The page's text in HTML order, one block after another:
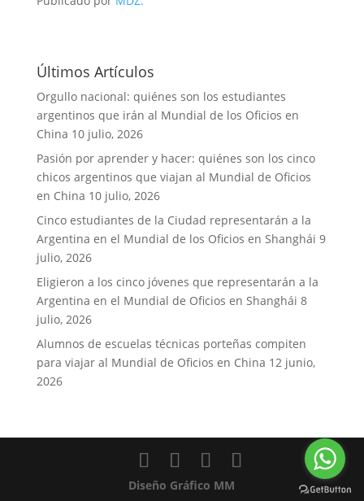
Últimos Artículos
Orgullo nacional: quiénes son los estudiantes
argentinos que irán al Mundial de los Oficios en
China 10 julio, 2026
Pasión por aprender y hacer: quiénes son los cinco
chicos argentinos que viajan al Mundial de Oficios
en China 10 julio, 2026
Cinco estudiantes de la Ciudad representarán a la
Argentina en el Mundial de los Oficios en Shanghái 9
julio, 2026
Eligieron a los cinco jóvenes que representarán a la
Argentina en el Mundial de Oficios en Shanghái 8
julio, 2026
Alumnos de escuelas técnicas porteñas compiten
para viajar al Mundial de Oficios en China 12 junio,
2026
Diseño Gráfico MM